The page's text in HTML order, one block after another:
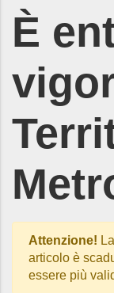
È
Attenzione!
articolo è
essere più